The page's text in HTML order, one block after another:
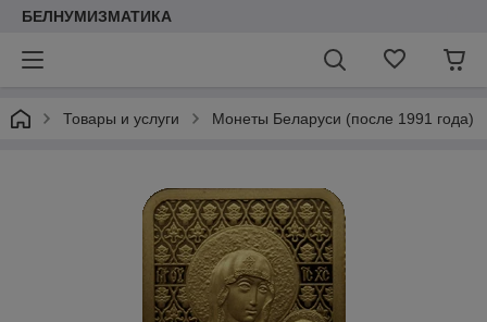
БЕЛНУМИЗМАТИКА
Товары и услуги Монеты Беларуси (после 1991 года)